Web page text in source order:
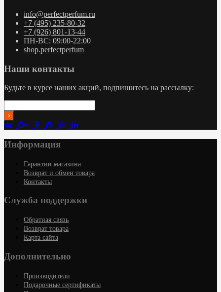
info@perfectperfum.ru
+7 (495) 235-80-32
+7 (926) 801-13-44
ПН-ВС: 09:00-22:00
shop.perfectperfum
Наши контакты
Будьте в курсе наших акций, подпишитесь на рассылку:
Информация
Гарантии магазина
Возврат и обмен товара
Контакты
Служба поддержки
Обратная связь
Возврат товара
Карта сайта
Дополнительно
Производители
Подарочные сертификаты